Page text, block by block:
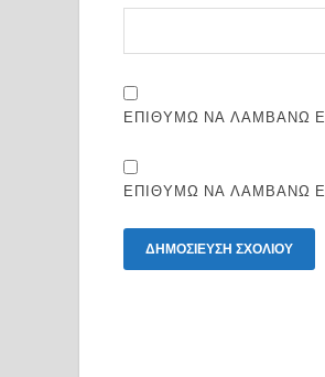
ΕΠΙΘΥΜΏ ΝΑ ΛΑΜΒΆΝΩ
ΕΠΙΘΥΜΏ ΝΑ ΛΑΜΒΆΝΩ